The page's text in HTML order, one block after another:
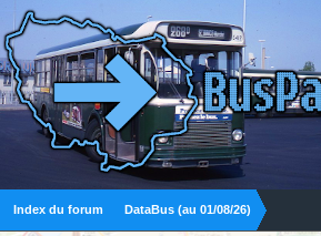
Index du forum DataBus (au 01/08/26)